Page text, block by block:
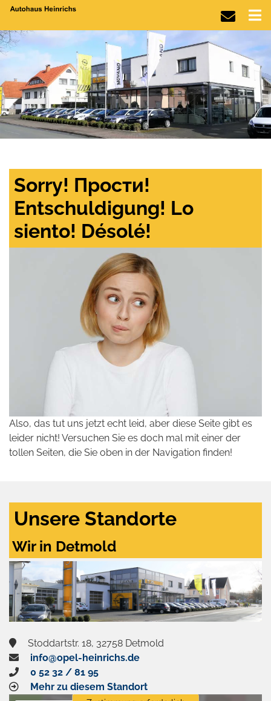
Sorry! Прости!
Entschuldigung! Lo
siento! Désolé!
Also, das tut uns jetzt echt leid, aber diese Seite gibt es
leider nicht! Versuchen Sie es doch mal mit einer der
tollen Seiten, die Sie oben in der Navigation finden!
Unsere Standorte
Wir in Detmold
Stoddartstr. 18, 32758 Detmold
info@opel-heinrichs.de
0 52 32 / 81 95
Mehr zu diesem Standort